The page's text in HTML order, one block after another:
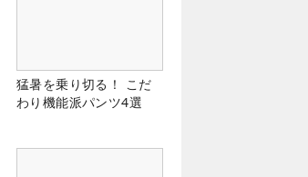
猛暑を乗り切る！ こだ
わり機能派パンツ4選